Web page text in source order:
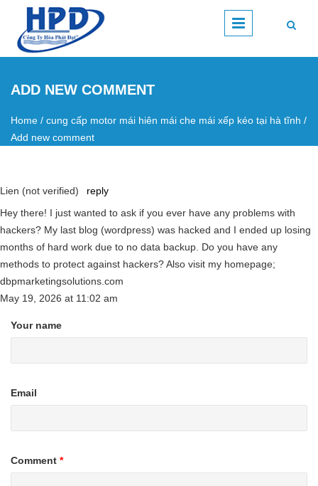
Skip to main content
ADD NEW COMMENT
You are here
Home / cung cấp motor mái hiên mái che mái xếp kéo tại hà tĩnh /
Add new comment
Lien (not verified)
reply
Hey there! I just wanted to ask if you ever have any problems with
hackers? My last blog (wordpress) was hacked and I ended up losing
months of hard work due to no data backup. Do you have any
methods to protect against hackers? Also visit my homepage;
dbpmarketingsolutions.com
May 19, 2026 at 11:02 am
Your name
Email
Comment *